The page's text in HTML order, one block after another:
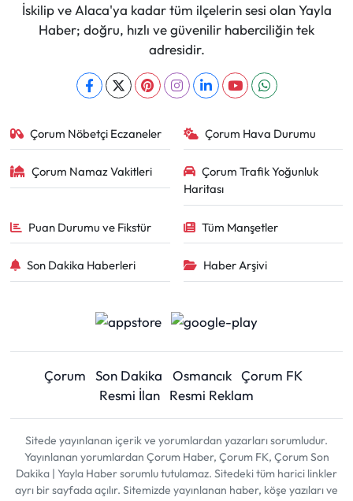
İskilip ve Alaca'ya kadar tüm ilçelerin sesi olan Yayla
Haber; doğru, hızlı ve güvenilir haberciliğin tek
adresidir.
Çorum Nöbetçi Eczaneler Çorum Hava Durumu
Çorum Namaz Vakitleri
Çorum Trafik Yoğunluk
Haritası
Puan Durumu ve Fikstür Tüm Manşetler
Son Dakika Haberleri Haber Arşivi
Çorum Son Dakika Osmancık Çorum FK
Resmi İlan
Resmi Reklam
Sitede yayınlanan içerik ve yorumlardan yazarları sorumludur.
Yayınlanan yorumlardan Çorum Haber, Çorum FK, Çorum Son
Dakika | Yayla Haber sorumlu tutulamaz. Sitedeki tüm harici linkler
ayrı bir sayfada açılır. Sitemizde yayınlanan haber, köşe yazıları ve